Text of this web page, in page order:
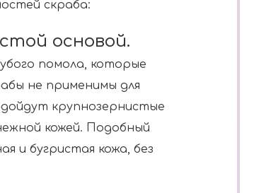
скраба:
основой.
помола, которые
не применимы для
крупнозернистые
кожей. Подобный
и бугристая кожа, без